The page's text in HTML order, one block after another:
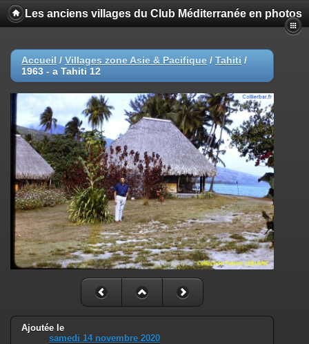
Les anciens villages du Club Méditerranée en photos
Accueil / Villages zone Asie & Pacifique / Tahiti /
1963 - a Tahiti 12
Ajoutée le
samedi 14 novembre 2020